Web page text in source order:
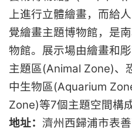
上進行立體繪畫，而給
覺繪畫主題博物館，是
物館。展示場由繪畫和
主題區(Animal Zone)、
中生物區(Aquarium
Zone)等7個主題空間構成
地址： 濟州西歸浦市表